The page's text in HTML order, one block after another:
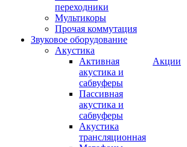
переходники
Мультикоры
Прочая коммутация
Звуковое оборудование
Акустика
Активная
акустика и
сабвуферы
Пассивная
акустика и
сабвуферы
Акустика
трансляционная
Акции